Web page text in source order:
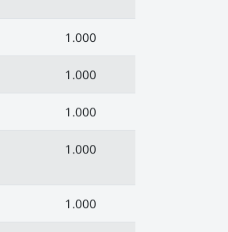
1.000
1.000
1.000
1.000
1.000